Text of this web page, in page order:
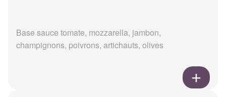
Base sauce tomate, mozzarella, jambon,
champignons, poivrons, artichauts, olives